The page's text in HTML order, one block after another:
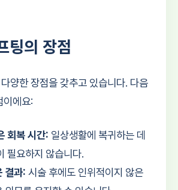
팅의 장점
양한 장점을 갖추고 있습니다. 다음
이에요:
회복 시간: 일상생활에 복귀하는 데
필요하지 않습니다.
결과: 시술 후에도 인위적이지 않은